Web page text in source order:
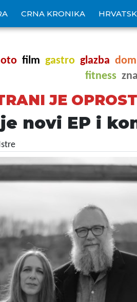
CRNA KRONIKA
film gastro glazba dom
fitness
JE
novi EP i